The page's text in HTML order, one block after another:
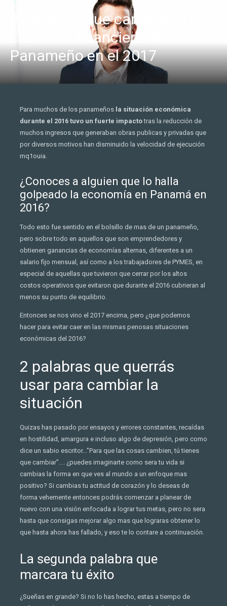
2 Palabras que cambiaran la
situación financiera del
Panameño en el 2017
Para muchos de los panameños la situación económica
durante el 2016 tuvo un fuerte impactotras la reducción de
muchos ingresos que generaban obras publicas y privadas que
por diversos motivos han disminuido la velocidad de ejecución
mq1ouia.
¿Conoces a alguien que lo halla
golpeado la economía en Panamá en
2016?
Todo esto fue sentido en el bolsillo de mas de un panameño,
pero sobre todo en aquellos que son emprendedores y
obtienen ganancias de economías alternas, diferentes a un
salario fijo mensual, así como a los trabajadores de PYMES, en
especial de aquellas que tuvieron que cerrar por los altos
costos operativos que evitaron que durante el 2016 cubrieran al
menos su punto de equilibrio.
Entonces se nos vino el 2017 encima, pero ¿que podemos
hacer para evitar caer en las mismas penosas situaciones
económicas del 2016?
2 palabras que querrás
usar para cambiar la
situación
Quizas has pasado por ensayos y errores constantes, recaídas
en hostilidad, amargura e incluso algo de depresión, pero como
dice un sabio escritor…”Para que las cosas cambien, tú tienes
que cambiar”…. ¿puedes imaginarte como sera tu vida si
cambias la forma en que ves al mundo a un enfoque mas
positivo? Si cambias tu actitud de corazón y lo deseas de
forma vehemente entonces podrás comenzar a planear de
nuevo con una visión enfocada a lograr tus metas, pero no sera
hasta que consigas mejorar algo mas que lograras obtener lo
que hasta ahora has fallado, y eso te lo contare a continuación.
La segunda palabra que
marcara tu éxito
¿Sueñas en grande? Si no lo has hecho, estas a tiempo de